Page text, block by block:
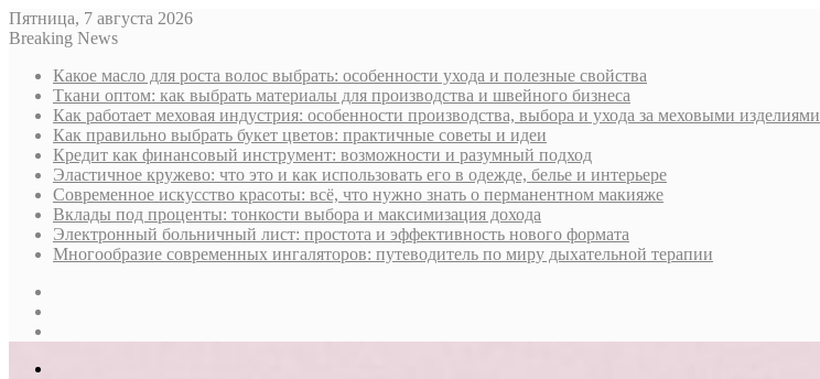
Пятница, 7 августа 2026
Breaking News
Какое масло для роста волос выбрать: особенности ухода и полезные свойства
Ткани оптом: как выбрать материалы для производства и швейного бизнеса
Как работает меховая индустрия: особенности производства, выбора и ухода за меховыми изделиями
Как правильно выбрать букет цветов: практичные советы и идеи
Кредит как финансовый инструмент: возможности и разумный подход
Эластичное кружево: что это и как использовать его в одежде, белье и интерьере
Современное искусство красоты: всё, что нужно знать о перманентном макияже
Вклады под проценты: тонкости выбора и максимизация дохода
Электронный больничный лист: простота и эффективность нового формата
Многообразие современных ингаляторов: путеводитель по миру дыхательной терапии